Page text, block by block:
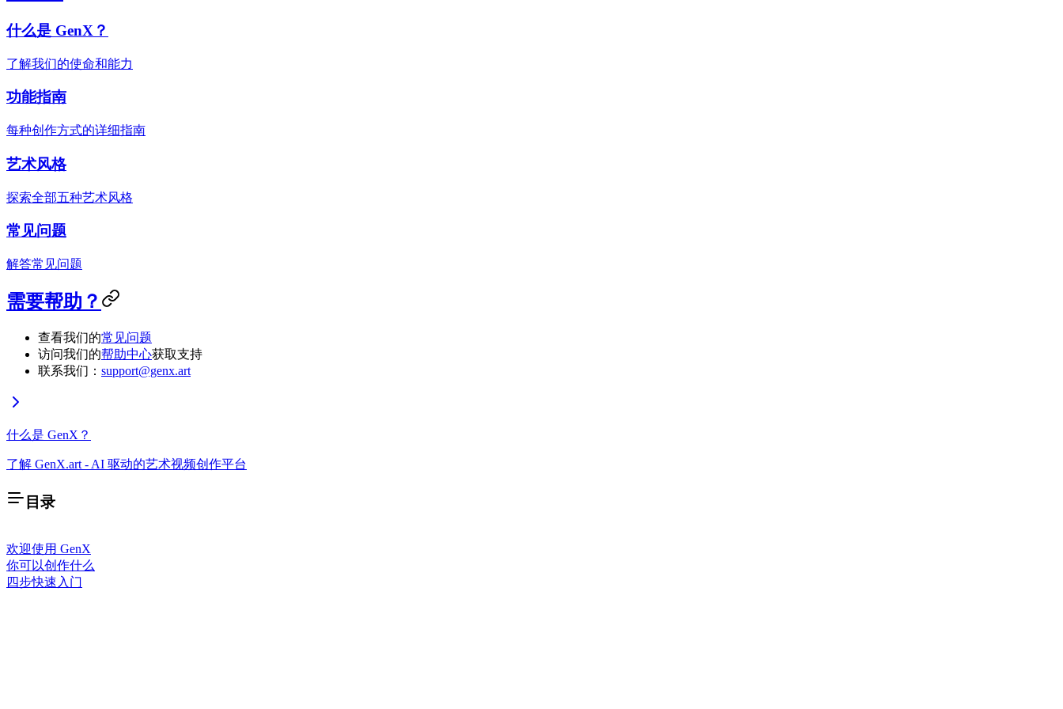
什么是 GenX？
了解我们的使命和能力
功能指南
每种创作方式的详细指南
艺术风格
探索全部五种艺术风格
常见问题
解答常见问题
需要帮助？
查看我们的常见问题
访问我们的帮助中心获取支持
联系我们： support@genx.art
什么是 GenX？
了解 GenX.art - AI 驱动的艺术视频创作平台
目录
欢迎使用 GenX
你可以创作什么
四步快速入门